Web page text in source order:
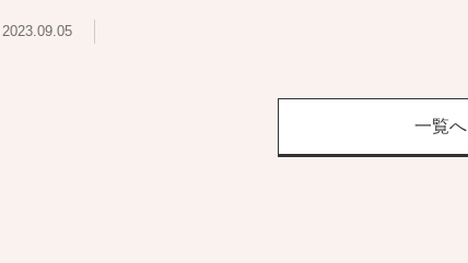
2023.09.05
一覧へ